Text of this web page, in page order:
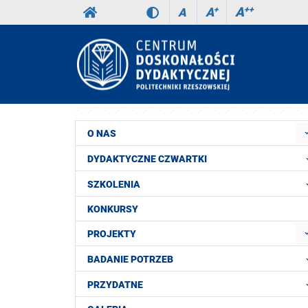
A A+ A++
O NAS
DYDAKTYCZNE CZWARTKI
SZKOLENIA
KONKURSY
PROJEKTY
BADANIE POTRZEB
PRZYDATNE